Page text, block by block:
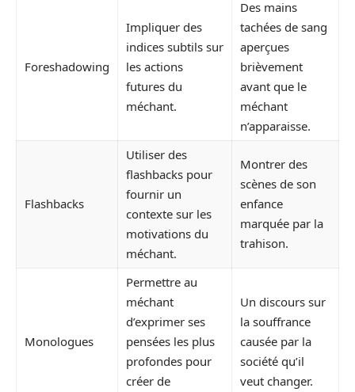
Foreshadowing
Impliquer des
indices subtils sur
les actions
futures du
méchant.
Des mains
tachées de sang
aperçues
brièvement
avant que le
méchant
n’apparaisse.
Flashbacks
Utiliser des
flashbacks pour
fournir un
contexte sur les
motivations du
méchant.
Montrer des
scènes de son
enfance
marquée par la
trahison.
Monologues
Permettre au
méchant
d’exprimer ses
pensées les plus
profondes pour
créer de
Un discours sur
la souffrance
causée par la
société qu’il
veut changer.